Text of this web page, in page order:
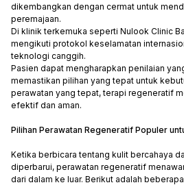
dikembangkan dengan cermat untuk
peremajaan.
Di klinik terkemuka seperti Nulook Clinic
mengikuti protokol keselamatan
teknologi canggih.
Pasien dapat mengharapkan penilaian
memastikan pilihan yang tepat untuk
perawatan yang tepat, terapi regeneratif
efektif dan aman.
Pilihan Perawatan Regeneratif Populer
Ketika berbicara tentang kulit bercahaya
diperbarui, perawatan regeneratif
dari dalam ke luar. Berikut adalah